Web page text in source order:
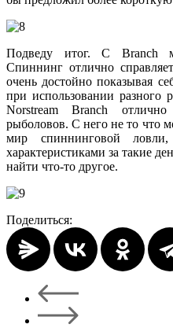
Подведу итог. С Branch
Спиннинг отлично
очень достойно показывая
при использовании разного
Norstream Branch
рыболовов. С него не то что
мир спиннинговой
характеристиками за такие
найти что-то другое.
Поделиться: